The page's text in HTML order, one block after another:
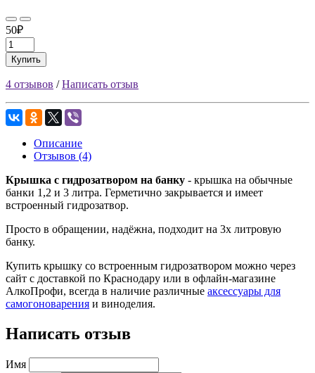
50₽
Купить
4 отзывов /Написать отзыв
Описание
Отзывов (4)
Крышка с гидрозатвором на банку - крышка на обычные
банки 1,2 и 3 литра. Герметично закрывается и имеет
встроенный гидрозатвор.
Просто в обращении, надёжна, подходит на 3х литровую
банку.
Купить крышку со встроенным гидрозатвором можно через
сайт с доставкой по Краснодару или в офлайн-магазине
АлкоПрофи, всегда в наличие различные аксессуары для
самогоноварения и виноделия.
Написать отзыв
Имя